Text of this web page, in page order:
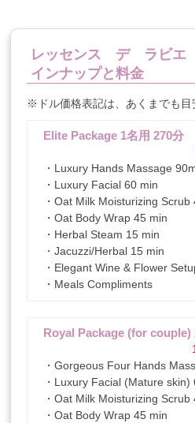
レッセンス デ ラビエ
インナップと料金
※ドル価格表記は、あくまでも目
Elite Package 1名用 270分
・Luxury Hands Massage
・Luxury Facial 60 min
・Oat Milk Moisturizing Scrub
・Oat Body Wrap 45 min
・Herbal Steam 15 min
・Jacuzzi/Herbal 15 min
・Elegant Wine & Flower
・Meals Compliments
Royal Package (for couple)
・Gorgeous Four Hands
・Luxury Facial (Mature skin)
・Oat Milk Moisturizing Scrub
・Oat Body Wrap 45 min